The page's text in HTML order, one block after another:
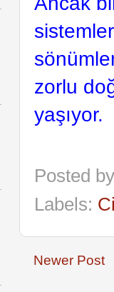
zorlu
yaşıyor.
Posted
Labels:
Newer Post